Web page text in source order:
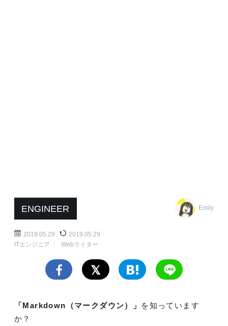
ENGINEER Emily
2019.05.29
2019.05.29
ITエンジニア
Webライター
「Markdown（マークダウン）」
を知っています
か？